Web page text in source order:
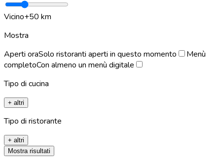
Vicino+50 km
Mostra
Aperti oraSolo ristoranti aperti in questo momento
Menù
completoCon almeno un menù digitale
Tipo di cucina
+ altri
Tipo di ristorante
+ altri
Mostra risultati